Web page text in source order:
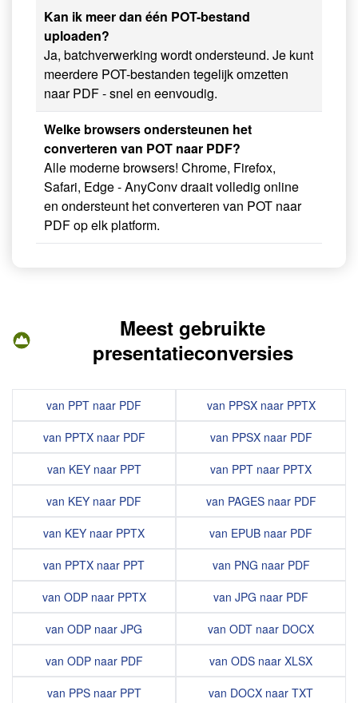
Kan ik meer dan één POT-bestand
uploaden?
Ja, batchverwerking wordt ondersteund. Je kunt
meerdere POT-bestanden tegelijk omzetten
naar PDF - snel en eenvoudig.
Welke browsers ondersteunen het
converteren van POT naar PDF?
Alle moderne browsers! Chrome, Firefox,
Safari, Edge - AnyConv draait volledig online
en ondersteunt het converteren van POT naar
PDF op elk platform.
Meest gebruikte
presentatieconversies
van PPT naar PDF
van PPTX naar PDF
van KEY naar PPT
van KEY naar PDF
van KEY naar PPTX
van PPTX naar PPT
van ODP naar PPTX
van ODP naar JPG
van ODP naar PDF
van PPS naar PPT
van PPSX naar PPTX
van PPSX naar PDF
van PPT naar PPTX
van PAGES naar PDF
van EPUB naar PDF
van PNG naar PDF
van JPG naar PDF
van ODT naar DOCX
van ODS naar XLSX
van DOCX naar TXT